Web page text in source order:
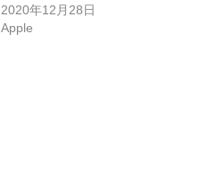
2020年12月28日
Apple